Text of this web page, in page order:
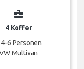
business_center
4 Koffer
6 Personen
Multivan